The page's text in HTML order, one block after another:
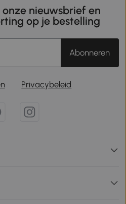
nieuwsbrief en
op je bestelling
Abonneren
Privacybeleid